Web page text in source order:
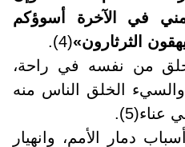
في الآخرة أسوؤكم
الثرثارون»(4).
من نفسه في راحة،
الخلق الناس منه
دمار الأمم، وانهيار